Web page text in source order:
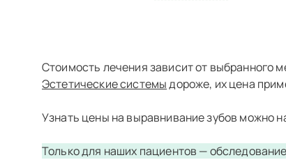
Ортодонтическая
Ортодонтическая
Ортодонтическая
Стоимость лечения зависит от выбранного
Эстетические системыдороже, их цена
Узнать цены на выравнивание зубов можно
Только для наших пациентов —